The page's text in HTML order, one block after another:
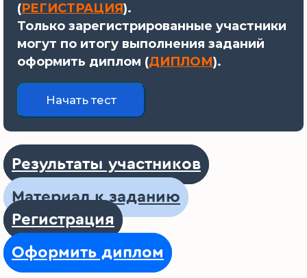
(РЕГИСТРАЦИЯ).
Только зарегистрированные участники
могут по итогу выполнения заданий
оформить диплом (ДИПЛОМ).
Результаты участников
Материал к заданию
Регистрация
Оформить диплом